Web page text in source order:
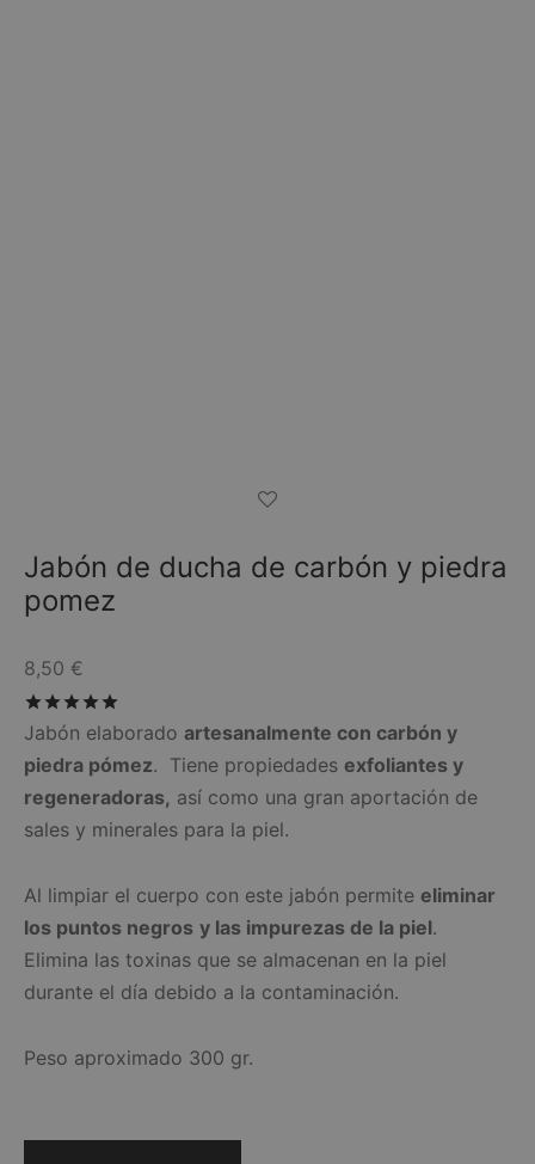
Jabón de ducha de carbón y piedra
pomez
8,50 €
Jabón elaborado artesanalmente con carbón y
piedra pómez. Tiene propiedades exfoliantes y
regeneradoras, así como una gran aportación de
sales y minerales para la piel.
Al limpiar el cuerpo con este jabón permite eliminar
los puntos negros y las impurezas de la piel.
Elimina las toxinas que se almacenan en la piel
durante el día debido a la contaminación.
Peso aproximado 300 gr.